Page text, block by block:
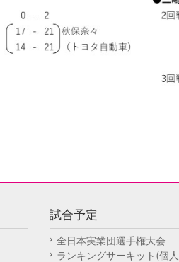
試合予定
全日本実業団選手権大会
ランキングサーキット(個